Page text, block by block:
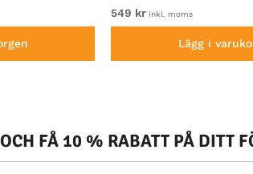
549 kr inkl. moms
Lägg i
FÅ 10 % RABATT PÅ DITT